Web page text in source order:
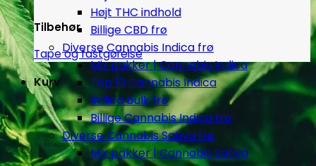
Tilbehør
Tape og fastgørelse
Kurv
Højt THC indhold
Billige CBD frø
Diverse Cannabis Indica frø
Mix pakker | Cannabis Indica
Top 10 Cannabis Indica
Indica bulk frø
Billige Cannabis Indica frø
Diverse Cannabis Sativa frø
Mix pakker | Cannabis Sativa